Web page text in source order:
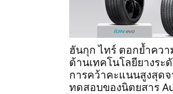
ฮันกุก ไทร์ ตอกย้ำควา
ด้านเทคโนโลยียางระ
การคว้าคะแนนสูงสุดจ
ทดสอบของนิตยสาร